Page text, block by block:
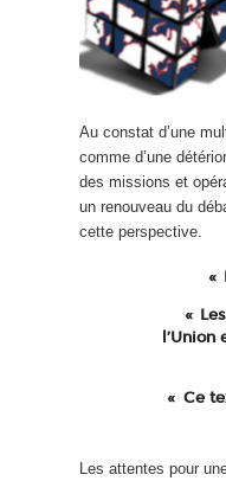
Au constat d’une
comme d’une
des missions et
un renouveau du
cette perspective.
l’Union
Ce
Les attentes pour